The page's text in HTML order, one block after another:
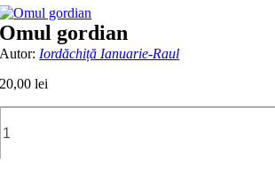
Omul gordian
Autor: Iordăchiță Ianuarie-Raul
20,00lei